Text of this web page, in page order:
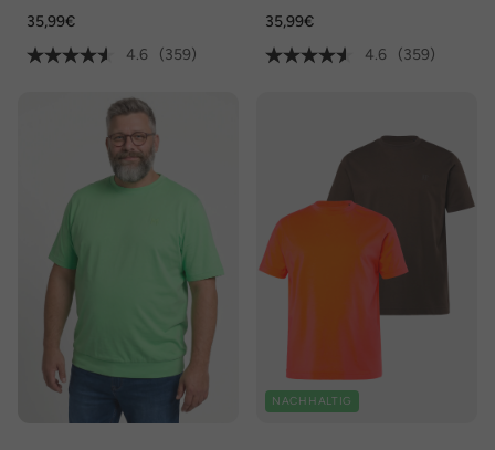
35,99€
4.6
(359)
35,99€
4.6
(359)
NACHHALTIG